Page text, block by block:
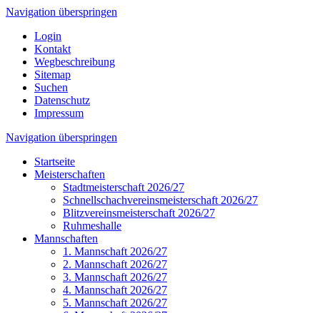
Navigation überspringen
Login
Kontakt
Wegbeschreibung
Sitemap
Suchen
Datenschutz
Impressum
Navigation überspringen
Startseite
Meisterschaften
Stadtmeisterschaft 2026/27
Schnellschachvereinsmeisterschaft 2026/27
Blitzvereinsmeisterschaft 2026/27
Ruhmeshalle
Mannschaften
1. Mannschaft 2026/27
2. Mannschaft 2026/27
3. Mannschaft 2026/27
4. Mannschaft 2026/27
5. Mannschaft 2026/27